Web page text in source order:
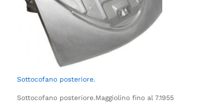
Sottocofano posteriore.
Sottocofano posteriore.Maggiolino fino al 7.1955